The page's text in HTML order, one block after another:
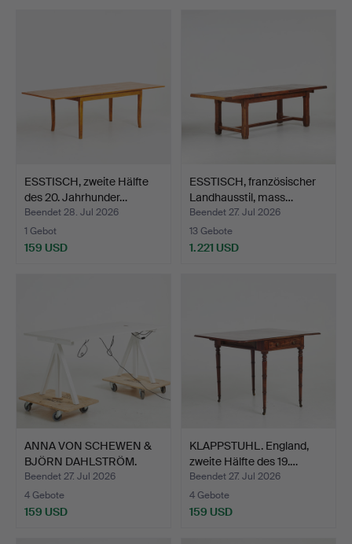
ESSTISCH, zweite Hälfte
des 20. Jahrhunder…
Beendet 28. Jul 2026
1 Gebot
159 USD
ESSTISCH, französischer
Landhausstil, mass…
Beendet 27. Jul 2026
13 Gebote
1.221 USD
ANNA VON SCHEWEN &
BJÖRN DAHLSTRÖM.
Schrei…
Beendet 27. Jul 2026
4 Gebote
159 USD
KLAPPSTUHL. England,
zweite Hälfte des 19.…
Beendet 27. Jul 2026
4 Gebote
159 USD